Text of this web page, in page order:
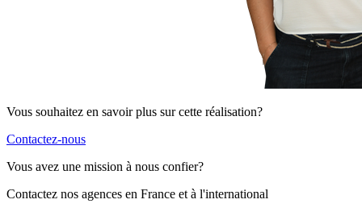
Vous souhaitez en savoir plus sur cette réalisation?
Contactez-nous
Vous avez une mission à nous confier?
Contactez nos agences en France et à l'international